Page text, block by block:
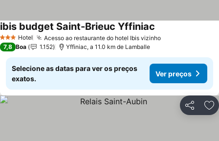
3 EstrelasHotel Acesso ao restaurante do hotel Ibis vizinho
ibis budget Saint-Brieuc Yffiniac
7,8 Boa 1.152 Yffiniac, a 11.0 km de Lamballe
Selecione as datas para ver os preços
exatos.
Ver preços
Partilhar